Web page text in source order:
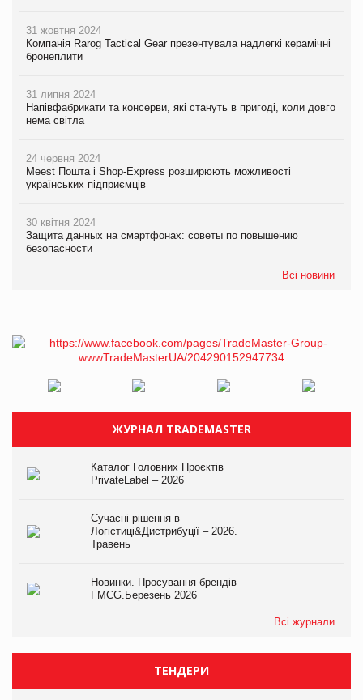
31 жовтня 2024
Компанія Rarog Tactical Gear презентувала надлегкі керамічні
бронеплити
31 липня 2024
Напівфабрикати та консерви, які стануть в пригоді, коли довго
нема світла
24 червня 2024
Meest Пошта і Shop-Express розширюють можливості
українських підприємців
30 квітня 2024
Защита данных на смартфонах: советы по повышению
безопасности
Всі новини
ЖУРНАЛ TRADEMASTER
Каталог Головних Проєктів
PrivateLabel – 2026
Сучасні рішення в
Логістиці&Дистрибуції – 2026.
Травень
Новинки. Просування брендів
FMCG.Березень 2026
Всі журнали
ТЕНДЕРИ